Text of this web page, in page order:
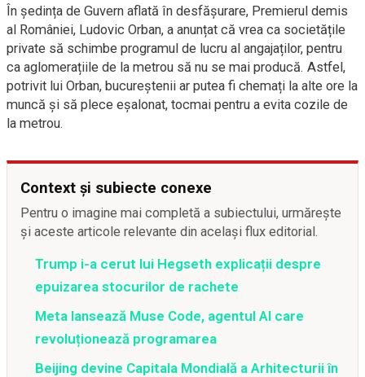
În ședința de Guvern aflată în desfășurare, Premierul demis
al României, Ludovic Orban, a anunțat că vrea ca societățile
private să schimbe programul de lucru al angajaților, pentru
ca aglomerațiile de la metrou să nu se mai producă. Astfel,
potrivit lui Orban, bucureștenii ar putea fi chemați la alte ore la
muncă și să plece eșalonat, tocmai pentru a evita cozile de
la metrou.
Context și subiecte conexe
Pentru o imagine mai completă a subiectului, urmărește
și aceste articole relevante din același flux editorial.
Trump i-a cerut lui Hegseth explicații despre
epuizarea stocurilor de rachete
Meta lansează Muse Code, agentul AI care
revoluționează programarea
Beijing devine Capitala Mondială a Arhitecturii în